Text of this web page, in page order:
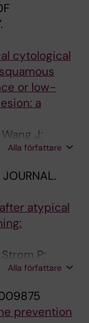
cytological
or low-
a
J;
Alla författare
atypical
P;
L;
Alla författare
prevention